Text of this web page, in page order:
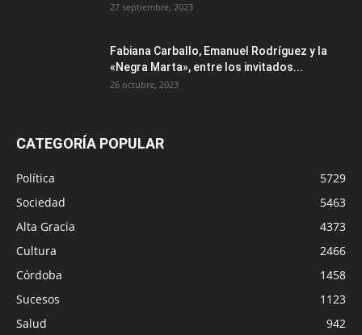
27 septiembre, 2023
Fabiana Carballo, Emanuel Rodríguez y la
«Negra Marta», entre los invitados...
26 octubre, 2023
CATEGORÍA POPULAR
Política
5729
Sociedad
5463
Alta Gracia
4373
Cultura
2466
Córdoba
1458
Sucesos
1123
Salud
942